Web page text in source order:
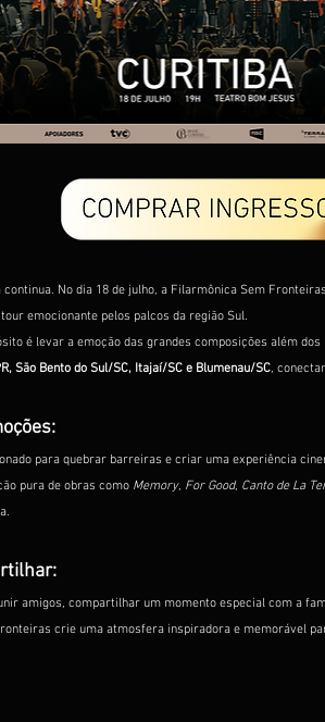
No dia 18 de julho, a Filarmônica Sem
emocionante pelos palcos da região Sul.
é levar a emoção das grandes composições além
São Bento do Sul/SC, Itajaí/SC e Blumenau/SC,
para quebrar barreiras e criar uma experiência
pura de obras como Memory, For Good, Canto de La
amigos, compartilhar um momento especial com a
crie uma atmosfera inspiradora e memorável